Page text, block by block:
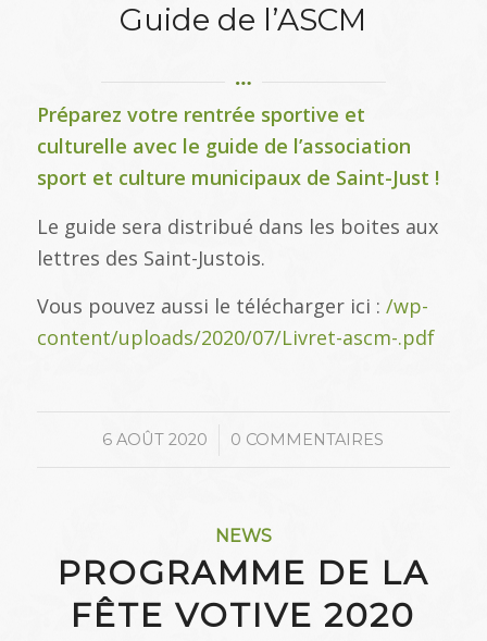
Guide de l’ASCM
Préparez votre rentrée sportive et
culturelle avec le guide de l’association
sport et culture municipaux de Saint-Just !
Le guide sera distribué dans les boites aux
lettres des Saint-Justois.
Vous pouvez aussi le télécharger ici : /wp-
content/uploads/2020/07/Livret-ascm-.pdf
6 AOÛT 2020
/ 0 COMMENTAIRES
NEWS
PROGRAMME DE LA
FÊTE VOTIVE 2020